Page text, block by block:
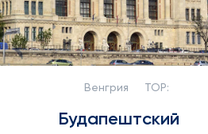
Венгрия TOP:
Будапештский